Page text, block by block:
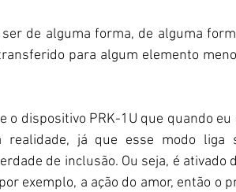
de alguma forma, de alguma
para algum elemento
o dispositivo PRK-1U que quando
já que esse modo liga
de inclusão. Ou seja, é ativado
exemplo, a ação do amor, então o